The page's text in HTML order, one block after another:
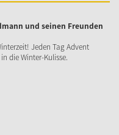
und seinen Freunden
Jeden Tag Advent
die Winter-Kulisse.